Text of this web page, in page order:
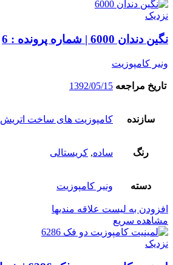
نزدیک
نگین دندان 6000 | شماره پرونده : 6
ونیر کامپوزیت
تاریخ مراجعه 1392/05/15
سازنده کامپوزیت های ساخت اتریش
رنگ ساده, کریستالی
دسته ونیر کامپوزیت
افزودن به لیست علاقه مندیها
مشاهده سریع
نزدیک